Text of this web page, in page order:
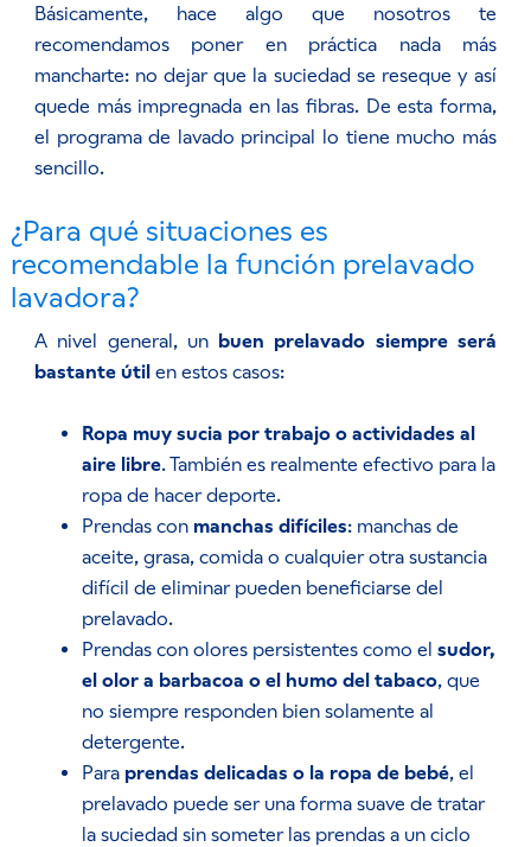
Básicamente, hace algo que nosotros te
recomendamos poner en práctica nada más
mancharte: no dejar que la suciedad se reseque y así
quede más impregnada en las fibras. De esta forma,
el programa de lavado principal lo tiene mucho más
sencillo.
¿Para qué situaciones es
recomendable la función prelavado
lavadora?
A nivel general, un buen prelavado siempre será
bastante útilen estos casos:
Ropa muy sucia por trabajo o actividades al
aire libre. También es realmente efectivo para la
ropa de hacer deporte.
Prendas con manchas difíciles: manchas de
aceite, grasa, comida o cualquier otra sustancia
difícil de eliminar pueden beneficiarse del
prelavado.
Prendas con olores persistentes como el sudor,
el olor a barbacoa o el humo del tabaco, que
no siempre responden bien solamente al
detergente.
Para prendas delicadas o la ropa de bebé, el
prelavado puede ser una forma suave de tratar
la suciedad sin someter las prendas a un ciclo